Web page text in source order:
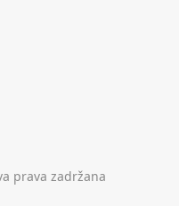
prava zadržana